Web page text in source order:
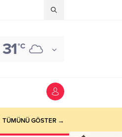
31°C
TÜMÜNÜ GÖSTER →